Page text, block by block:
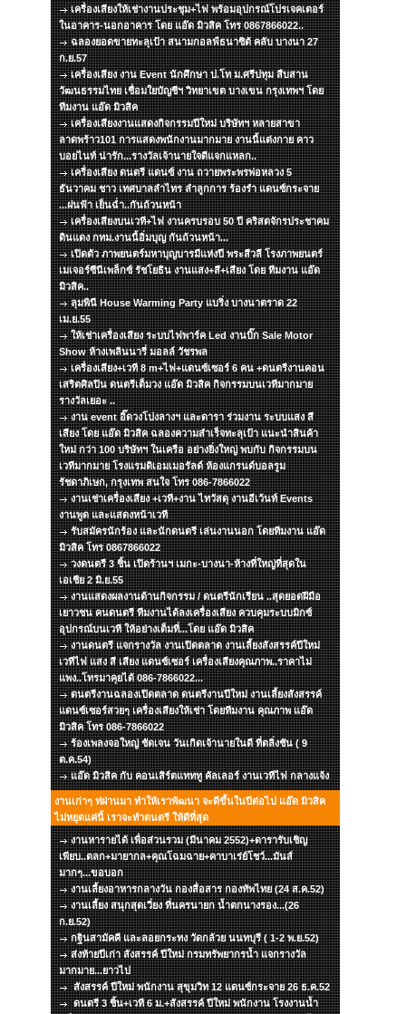
เครื่องเสียงให้เช่างานประชุม+ไฟ พร้อมอุปกรณ์โปรเจคเตอร์
ในอาคาร-นอกอาคาร โดย แอ๊ด มิวสิค โทร 0867866022..
ฉลองยอดขายทะลุเป้า สนามกอลฟ์ธนาซิต้ คลับ บางนา 27
ก.ย.57
เครื่องเสียง งาน Event นักศึกษา ป.โท ม.ศรีปทุม สืบสาน
วัฒนธรรมไทย เชื่อมใยบัญชีฯ วิทยาเขต บางเขน กรุงเทพฯ โดย
ทีมงาน แอ๊ด มิวสิค
เครื่องเสียงงานแสดงกิจกรรมปีใหม่ บริษัทฯ หลายสาขา
ลาดพร้าว101 การแสดงพนักงานมากมาย งานนี้แต่งกาย คาว
บอยไนท์ น่ารัก...รางวัลเจ้านายใจดีแจกแหลก..
เครื่องเสียง ดนตรี แดนซ์ งาน ถวายพระพรพ่อหลวง 5
ธันวาคม ชาว เทศบาลลำไทร ลำลูกการ ร้องรำ แดนซ์กระจาย
...ฝนฟ้า เย็นฉ่ำ..กันถ้วนหน้า
เครื่องเสียงบนเวที+ไฟ งานครบรอบ 50 ปี คริสตจักรประชาคม
ดินแดง กทม.งานนี้อิ่มบุญ กันถ้วนหน้า...
เปิดตัว ภาพยนตร์มหาบุญบารมีแห่งปี พระสีวลี โรงภาพยนตร์
เมเจอร์ซีนีเพล็กซ์ รัชโยธิน งานแสง+สี+เสียง โดย ทีมงาน แอ๊ด
มิวสิค..
ลุมพินี House Warming Party แบริ่ง บางนาตราด 22
เม.ย.55
ให้เช่าเครื่องเสียง ระบบไฟพาร์ค Led งานบิ๊ก Sale Motor
Show ห้างเพลินนารี่ มอลล์ วัชรพล
เครื่องเสียง+เวที 8 m+ไฟ+แดนซ์เซอร์ 6 คน +ดนตรีงานคอน
เสริตศิลปิน ดนตรีเต็มวง แอ๊ด มิวสิค กิจกรรมบนเวทีมากมาย
รางวัลเยอะ ..
งาน event อิ๊ดวงโปงลางฯ และดารา ร่วมงาน ระบบแสง สี
เสียง โดย แอ๊ด มิวสิค ฉลองความสำเร็จทะลุเป้า แนะนำสินค้า
ใหม่ กว่า 100 บริษัทฯ ในเครือ อย่างยิ่งใหญ่ พบกับ กิจกรรมบน
เวทีมากมาย โรงแรมดิเอมเมอรัลด์ ห้องแกรนด์บอลรูม
รัชดาภิเษก, กรุงเทพ สนใจ โทร 086-7866022
งานเช่าเครื่องเสียง +เวที+งาน ไทวัสดุ งานอีเว้นท์ Events
งานพูด และแสดงหน้าเวที
รับสมัครนักร้อง และนักดนตรี เล่นงานนอก โดยทีมงาน แอ๊ด
มิวสิค โทร 0867866022
วงดนตรี 3 ชิ้น เปิดร้านฯ เมกะ-บางนา-ห้างที่ใหญ่ที่สุดใน
เอเชีย 2 มิ.ย.55
งานแสดงผลงานด้านกิจกรรม / ดนตรีนักเรียน ..สุดยอดฝีมือ
เยาวชน คนดนตรี ทีมงานได้ลงเครื่องเสียง ควบคุมระบบมิกซ์
อุปกรณ์บนเวที ให้อย่างเต็มที่...โดย แอ๊ด มิวสิค
งานดนตรี แจกรางวัล งานเปิดตลาด งานเลี้ยงสังสรรค์ปีใหม่
เวทีไฟ แสง สี เสียง แดนซ์เซอร์ เครื่องเสียงคุณภาพ..ราคาไม่
แพง..โทรมาคุยได้ 086-7866022...
ดนตรีงานฉลองเปิดตลาด ดนตรีงานปีใหม่ งานเลี้ยงสังสรรค์
แดนซ์เซอร์สวยๆ เครื่องเสียงให้เช่า โดยทีมงาน คุณภาพ แอ๊ด
มิวสิค โทร 086-7866022
ร้องเพลงจอใหญ่ ชัดเจน วันเกิดเจ้านายในดี ที่ตลิ่งชัน ( 9
ต.ค.54)
แอ๊ด มิวสิค กับ คอนเสิร์ตแทททู คัลเลอร์ งานเวทีไฟ กลางแจ้ง
งานเก่าๆ ท่ผ่านมา ทำให้เราพัฒนา จะดีขึ้นในปีต่อไป แอ๊ด มิวสิค
ไม่หยุดแค่นี้ เราจะทำดนตรี ให้ดีที่สุด
งานหารายได้ เพื่อส่วนรวม (มีนาคม 2552)+ดารารับเชิญ
เพียบ..ตลก+มายากล+คุณโฉมฉาย+คาบาเร่ย์โชว์...มันส์
มากๆ...ขอบอก
งานเลี้ยงอาหารกลางวัน กองสื่อสาร กองทัพไทย (24 ส.ค.52)
งานเลี้ยง สนุกสุดเวี่ยง ที่นครนายก น้ำตกนางรอง...(26
ก.ย.52)
กฐินสามัคคี และลอยกระทง วัดกล้วย นนทบุรี ( 1-2 พ.ย.52)
ส่งท้ายปีเก่า สังสรรค์ ปีใหม่ กรมทรัพยากรน้ำ แจกรางวัล
มากมาย...ยาวไป
สังสรรค์ ปีใหม่ พนักงาน สุขุมวิท 12 แดนซ์กระจาย 26 ธ.ค.52
ดนตรี 3 ชิ้น+เวที 6 ม.+สังสรรค์ ปีใหม่ พนักงาน โรงงานน้ำ